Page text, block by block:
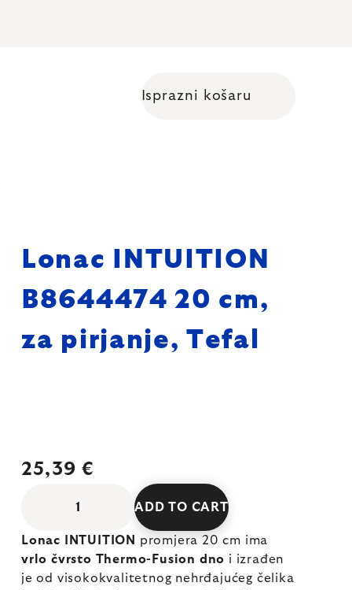
Isprazni košaru
Lonac INTUITION
B8644474 20 cm,
za pirjanje, Tefal
25,39 €
ADD TO CART
Lonac INTUITION
promjera 20 cm ima
vrlo čvrsto Thermo-Fusion dno i izrađen
je od visokokvalitetnog nehrđajućeg čelika